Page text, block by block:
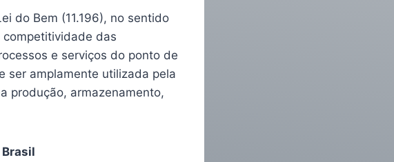
do Bem (11.196), no sentido
das
e serviços do ponto de
ser amplamente utilizada pela
produção, armazenamento,
Brasil